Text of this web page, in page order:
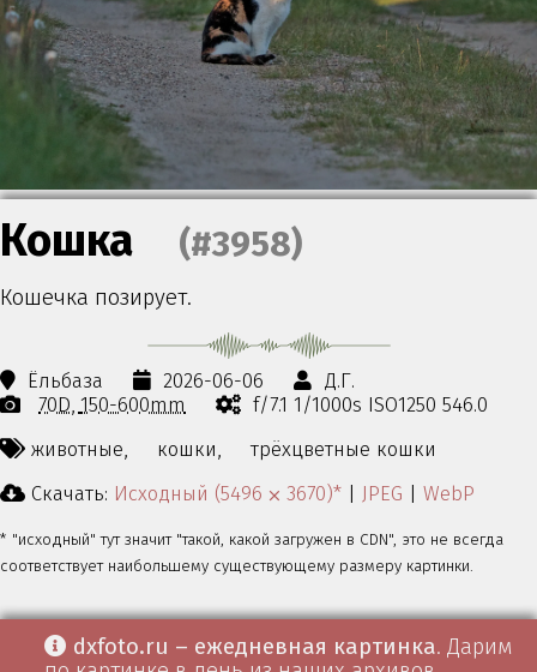
Кошка (#3958)
Кошечка позирует.
Ёльбаза 2026-06-06
Д.Г.
70D 150-600mm
f/7.1 1/1000s ISO1250 546.0
животные,
кошки,
трёхцветные кошки
Скачать: Исходный (5496 ⨉ 3670)* | JPEG | WebP
* "исходный" тут значит "такой, какой загружен в CDN", это не всегда
соответствует наибольшему существующему размеру картинки.
dxfoto.ru – ежедневная картинка. Дарим